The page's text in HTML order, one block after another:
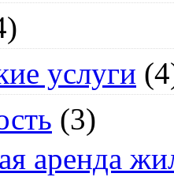
услуги
(3)
аренда